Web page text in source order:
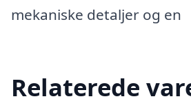
mekaniske detaljer og en
Relaterede